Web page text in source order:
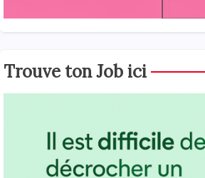
Trouve ton Job ici